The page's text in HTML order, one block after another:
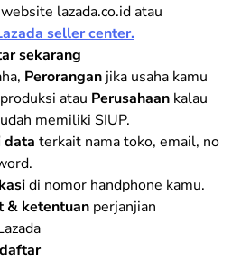
lazada.co.id atau
seller center.
sekarang
Perorangan jika usaha kamu
atau Perusahaan kalau
memiliki SIUP.
data terkait nama toko, email, no
di nomor handphone kamu.
& ketentuan perjanjian
daftar